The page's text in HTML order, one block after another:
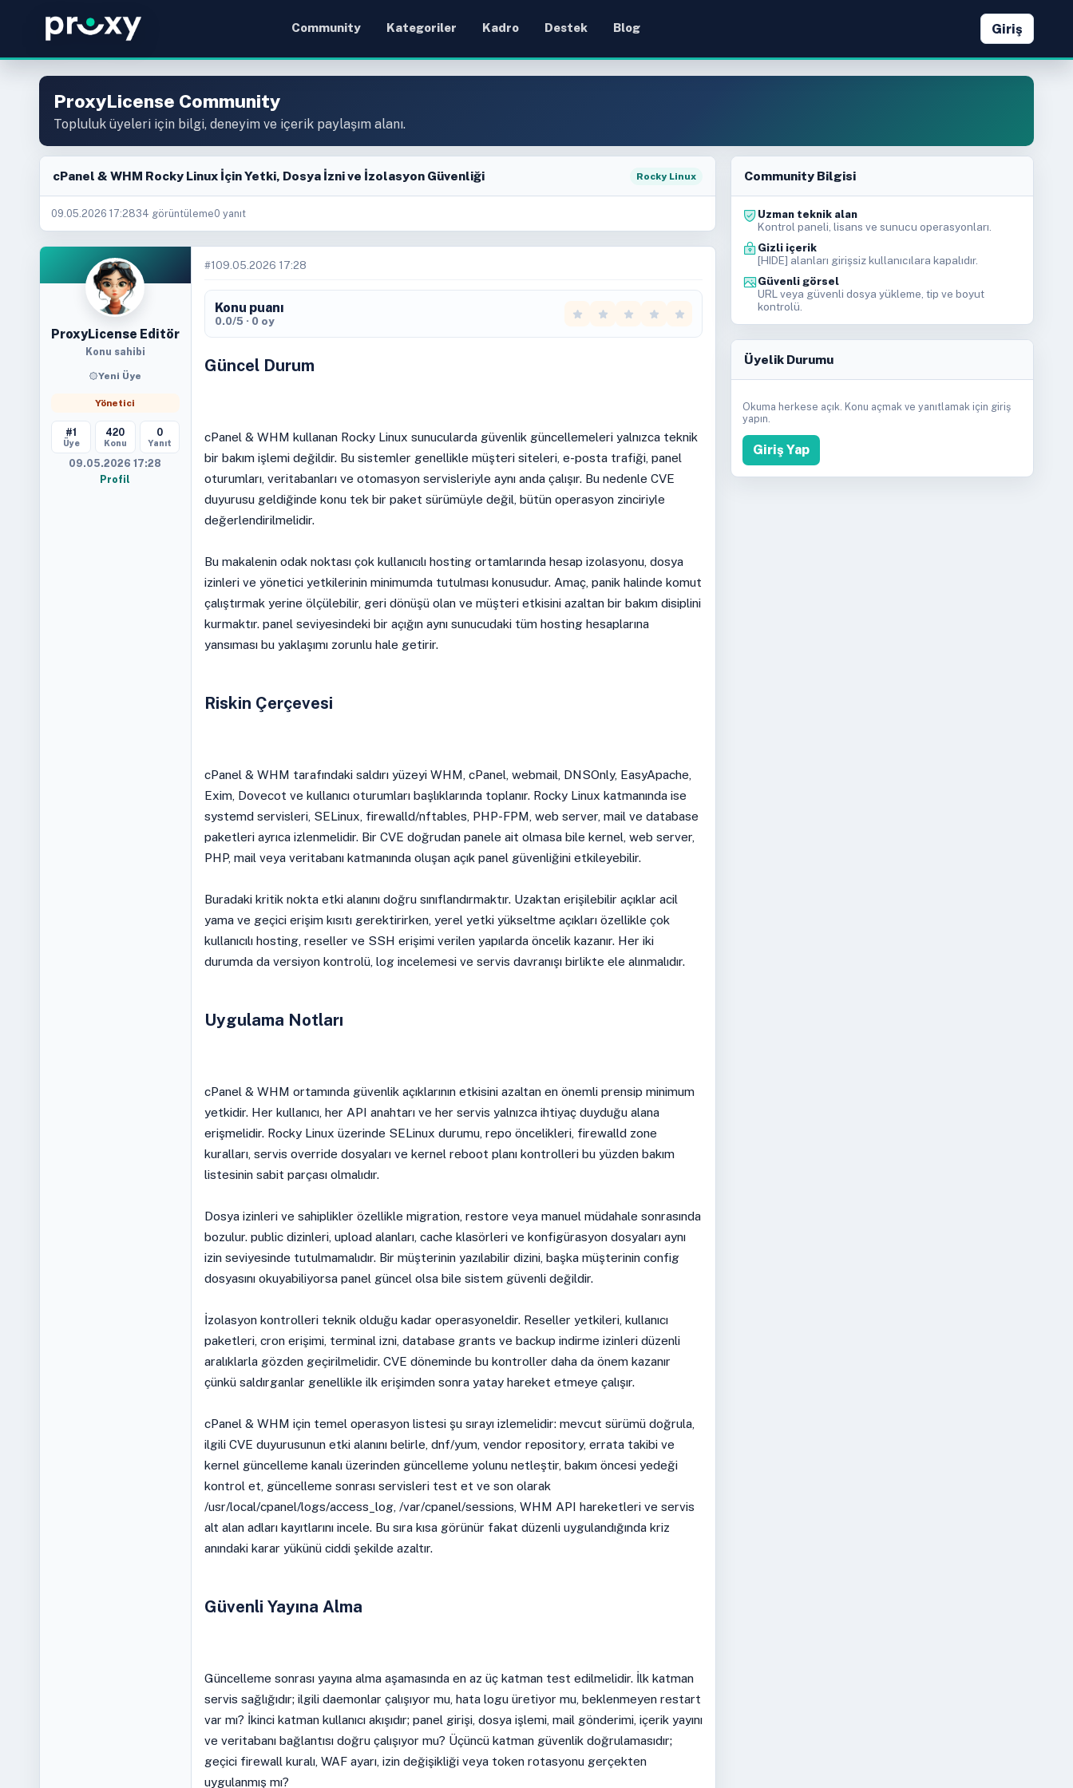
Community Kategoriler Kadro Destek Blog Giriş
ProxyLicense Community
Topluluk üyeleri için bilgi, deneyim ve içerik paylaşım alanı.
cPanel & WHM Rocky Linux İçin Yetki, Dosya İzni ve İzolasyon Güvenliği Rocky Linux
09.05.2026 17:2834 görüntüleme0 yanıt
ProxyLicense Editör
Konu sahibi
Yeni Üye
Yönetici
#1
Üye
420
Konu
0
Yanıt
09.05.2026 17:28
Profil
#1 09.05.2026 17:28
Konu puanı
0.0/5 · 0 oy
Güncel Durum
cPanel & WHM kullanan Rocky Linux sunucularda güvenlik güncellemeleri yalnızca teknik
bir bakım işlemi değildir. Bu sistemler genellikle müşteri siteleri, e-posta trafiği, panel
oturumları, veritabanları ve otomasyon servisleriyle aynı anda çalışır. Bu nedenle CVE
duyurusu geldiğinde konu tek bir paket sürümüyle değil, bütün operasyon zinciriyle
değerlendirilmelidir.
Bu makalenin odak noktası çok kullanıcılı hosting ortamlarında hesap izolasyonu, dosya
izinleri ve yönetici yetkilerinin minimumda tutulması konusudur. Amaç, panik halinde komut
çalıştırmak yerine ölçülebilir, geri dönüşü olan ve müşteri etkisini azaltan bir bakım disiplini
kurmaktır. panel seviyesindeki bir açığın aynı sunucudaki tüm hosting hesaplarına
yansıması bu yaklaşımı zorunlu hale getirir.
Riskin Çerçevesi
cPanel & WHM tarafındaki saldırı yüzeyi WHM, cPanel, webmail, DNSOnly, EasyApache,
Exim, Dovecot ve kullanıcı oturumları başlıklarında toplanır. Rocky Linux katmanında ise
systemd servisleri, SELinux, firewalld/nftables, PHP-FPM, web server, mail ve database
paketleri ayrıca izlenmelidir. Bir CVE doğrudan panele ait olmasa bile kernel, web server,
PHP, mail veya veritabanı katmanında oluşan açık panel güvenliğini etkileyebilir.
Buradaki kritik nokta etki alanını doğru sınıflandırmaktır. Uzaktan erişilebilir açıklar acil
yama ve geçici erişim kısıtı gerektirirken, yerel yetki yükseltme açıkları özellikle çok
kullanıcılı hosting, reseller ve SSH erişimi verilen yapılarda öncelik kazanır. Her iki
durumda da versiyon kontrolü, log incelemesi ve servis davranışı birlikte ele alınmalıdır.
Uygulama Notları
cPanel & WHM ortamında güvenlik açıklarının etkisini azaltan en önemli prensip minimum
yetkidir. Her kullanıcı, her API anahtarı ve her servis yalnızca ihtiyaç duyduğu alana
erişmelidir. Rocky Linux üzerinde SELinux durumu, repo öncelikleri, firewalld zone
kuralları, servis override dosyaları ve kernel reboot planı kontrolleri bu yüzden bakım
listesinin sabit parçası olmalıdır.
Dosya izinleri ve sahiplikler özellikle migration, restore veya manuel müdahale sonrasında
bozulur. public dizinleri, upload alanları, cache klasörleri ve konfigürasyon dosyaları aynı
izin seviyesinde tutulmamalıdır. Bir müşterinin yazılabilir dizini, başka müşterinin config
dosyasını okuyabiliyorsa panel güncel olsa bile sistem güvenli değildir.
İzolasyon kontrolleri teknik olduğu kadar operasyoneldir. Reseller yetkileri, kullanıcı
paketleri, cron erişimi, terminal izni, database grants ve backup indirme izinleri düzenli
aralıklarla gözden geçirilmelidir. CVE döneminde bu kontroller daha da önem kazanır
çünkü saldırganlar genellikle ilk erişimden sonra yatay hareket etmeye çalışır.
cPanel & WHM için temel operasyon listesi şu sırayı izlemelidir: mevcut sürümü doğrula,
ilgili CVE duyurusunun etki alanını belirle, dnf/yum, vendor repository, errata takibi ve
kernel güncelleme kanalı üzerinden güncelleme yolunu netleştir, bakım öncesi yedeği
kontrol et, güncelleme sonrası servisleri test et ve son olarak
/usr/local/cpanel/logs/access_log, /var/cpanel/sessions, WHM API hareketleri ve servis
alt alan adları kayıtlarını incele. Bu sıra kısa görünür fakat düzenli uygulandığında kriz
anındaki karar yükünü ciddi şekilde azaltır.
Güvenli Yayına Alma
Güncelleme sonrası yayına alma aşamasında en az üç katman test edilmelidir. İlk katman
servis sağlığıdır; ilgili daemonlar çalışıyor mu, hata logu üretiyor mu, beklenmeyen restart
var mı? İkinci katman kullanıcı akışıdır; panel girişi, dosya işlemi, mail gönderimi, içerik yayını
ve veritabanı bağlantısı doğru çalışıyor mu? Üçüncü katman güvenlik doğrulamasıdır;
geçici firewall kuralı, WAF ayarı, izin değişikliği veya token rotasyonu gerçekten
uygulanmış mı?
Community Bilgisi
Uzman teknik alan
Kontrol paneli, lisans ve sunucu operasyonları.
Gizli içerik
[HIDE] alanları girişsiz kullanıcılara kapalıdır.
Güvenli görsel
URL veya güvenli dosya yükleme, tip ve boyut
kontrolü.
Üyelik Durumu
Okuma herkese açık. Konu açmak ve yanıtlamak için giriş
yapın.
Giriş Yap